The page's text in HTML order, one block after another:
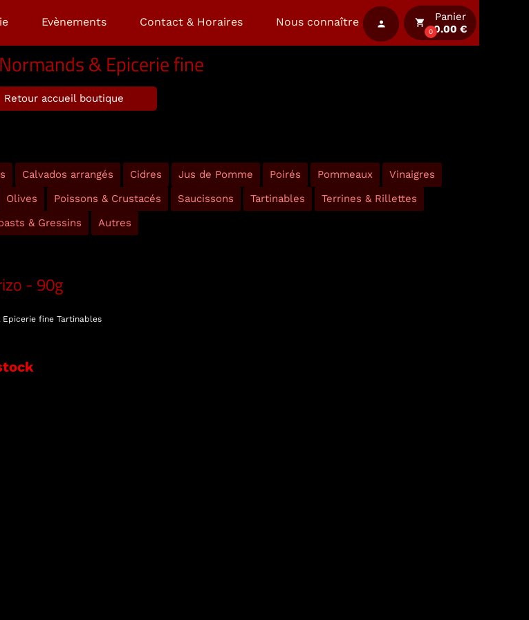
Evènements Contact & Horaires Nous connaître local_grocery_store
0
Panier
0.00 €
person
& Epicerie fine
Retour accueil boutique
Calvados arrangés Cidres Jus de Pomme Poirés Pommeaux
Vinaigres
Olives Poissons & Crustacés Saucissons Tartinables
Terrines & Rillettes
& Gressins
Autres
- 90g
Epicerie fine Tartinables